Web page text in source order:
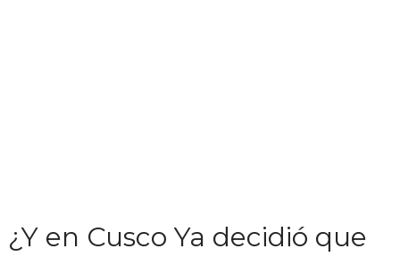
¿Y en Cusco Ya decidió que